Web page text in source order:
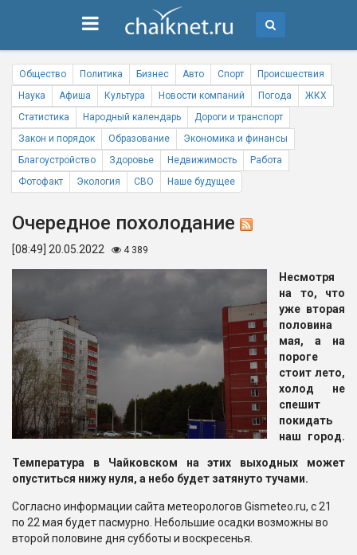
Общество Политика Бизнес Авто Спорт
Происшествия
Наука
Афиша Культура Новости компаний Погода
ЖКХ
Статистика
Народный календарь
Дороги и транспорт
Закон и порядок
Образование
Экономика и финансы
Благоустройство
Здоровье Недвижимость
Работа
Фотофакт
Экология СВО Наше будущее
Очередное похолодание
[08:49] 20.05.2022 4 389
Несмотря
на то, что
уже вторая
половина
мая, а на
пороге
стоит лето,
холод не
спешит
покидать
наш город.
Температура в Чайковском на этих выходных может
опуститься нижу нуля, а небо будет затянуто тучами.
Согласно информации сайта метеорологов Gismeteo.ru, с 21
по 22 мая будет пасмурно. Небольшие осадки возможны во
второй половине дня субботы и воскресенья.